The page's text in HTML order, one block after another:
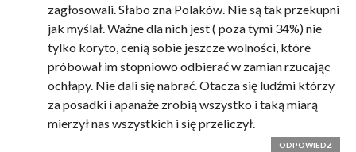
zagłosowali. Słabo zna Polaków. Nie są tak przekupni
jak myślał. Ważne dla nich jest ( poza tymi 34%) nie
tylko koryto, cenią sobie jeszcze wolności, które
próbował im stopniowo odbierać w zamian rzucając
ochłapy. Nie dali się nabrać. Otacza się ludźmi którzy
za posadki i apanaże zrobią wszystko i taką miarą
mierzył nas wszystkich i się przeliczył.
ODPOWIEDZ